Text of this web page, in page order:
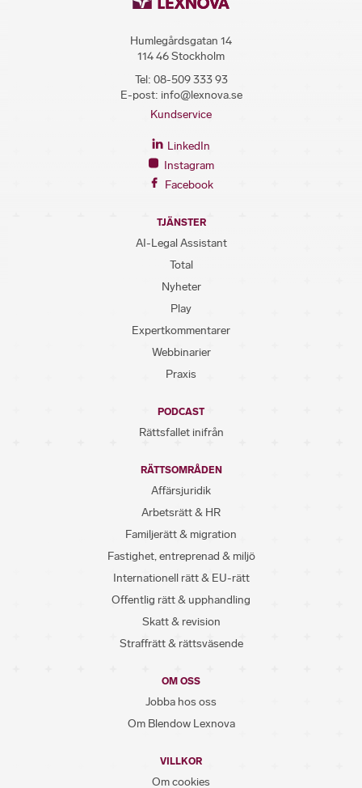
Humlegårdsgatan 14
114 46 Stockholm
Tel: 08-509 333 93
E-post: info@lexnova.se
Kundservice
LinkedIn
Instagram
Facebook
TJÄNSTER
AI-Legal Assistant
Total
Nyheter
Play
Expertkommentarer
Webbinarier
Praxis
PODCAST
Rättsfallet inifrån
RÄTTSOMRÅDEN
Affärsjuridik
Arbetsrätt & HR
Familjerätt & migration
Fastighet, entreprenad & miljö
Internationell rätt & EU-rätt
Offentlig rätt & upphandling
Skatt & revision
Straffrätt & rättsväsende
OM OSS
Jobba hos oss
Om Blendow Lexnova
VILLKOR
Om cookies